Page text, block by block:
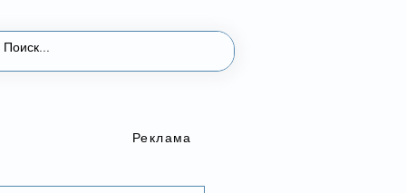
Реклама